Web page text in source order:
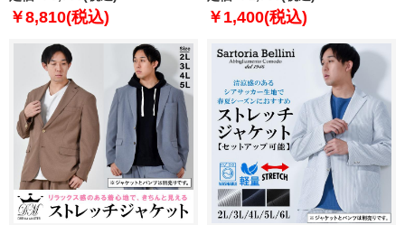
ャブル イージーケア azps2418-
￥8,810(税込)
bhu-2402
￥1,400(税込)